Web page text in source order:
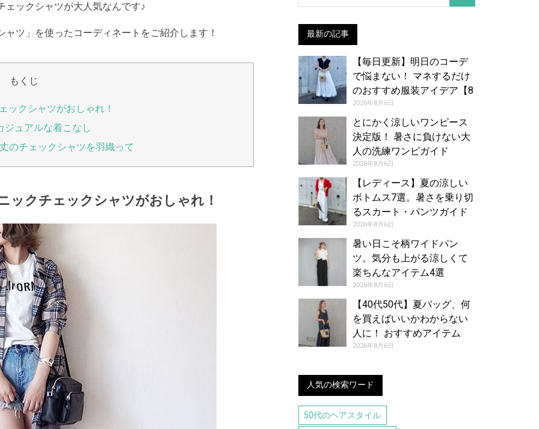
ェックシャツが大人気なんです♪
ツ」を使ったコーディネートをご紹介します！
もくじ
ックシャツがおしゃれ！
ジュアルな着こなし
のチェックシャツを羽織って
ックチェックシャツがおしゃれ！
最新の記事
【毎日更新】明日のコーデ
で悩まない！ マネするだけ
のおすすめ服装アイデア【8
月7日夏】
2026年8月6日
とにかく涼しいワンピース
決定版！ 暑さに負けない大
人の洗練ワンピガイド
2026年8月6日
【レディース】夏の涼しい
ボトムス7選。暑さを乗り切
るスカート・パンツガイド
2026年8月6日
暑い日こそ柄ワイドパン
ツ。気分も上がる涼しくて
楽ちんなアイテム4選
2026年8月6日
【40代50代】夏バッグ、何
を買えばいいかわからない
人に！ おすすめアイテム
（8/6号）
2026年8月6日
人気の検索ワード
50代のヘアスタイル